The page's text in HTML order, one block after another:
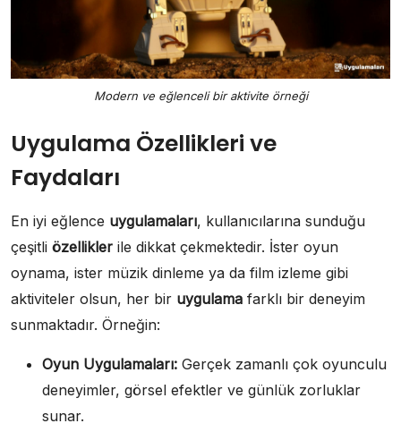
Modern ve eğlenceli bir aktivite örneği
Uygulama Özellikleri ve
Faydaları
En iyi eğlence uygulamaları, kullanıcılarına sunduğu
çeşitli özellikler ile dikkat çekmektedir. İster oyun
oynama, ister müzik dinleme ya da film izleme gibi
aktiviteler olsun, her bir uygulama farklı bir deneyim
sunmaktadır. Örneğin:
Oyun Uygulamaları: Gerçek zamanlı çok oyunculu
deneyimler, görsel efektler ve günlük zorluklar
sunar.